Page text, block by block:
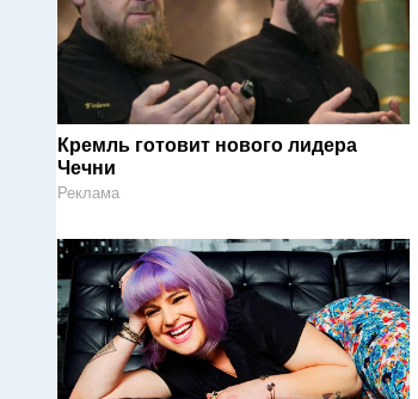
Кремль готовит нового лидера
Чечни
Реклама